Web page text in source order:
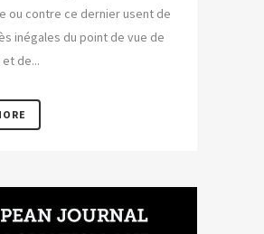
ou contre ce dernier usent de
inégales du point de vue de
de...